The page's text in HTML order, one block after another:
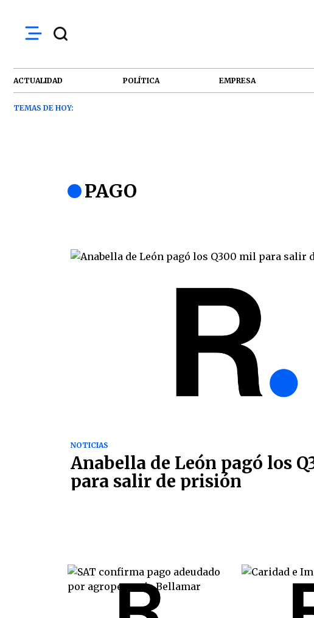
ACTUALIDAD POLÍTICA EMPRESA
TEMAS DE HOY:
PAGO
NOTICIAS
Anabella de León pagó los
para salir de prisión